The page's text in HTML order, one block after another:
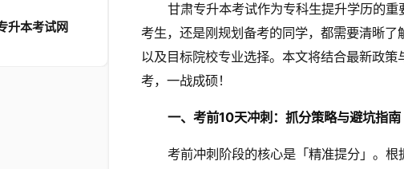
升本考试网
甘肃专升本考试作为专科生提升学历的
考生，还是刚规划备考的同学，都需要清晰
以及目标院校专业选择。本文将结合最新政
考，一战成硕！
一、考前10天冲刺：抓分策略与避坑指南
考前冲刺阶段的核心是「精准提分」。